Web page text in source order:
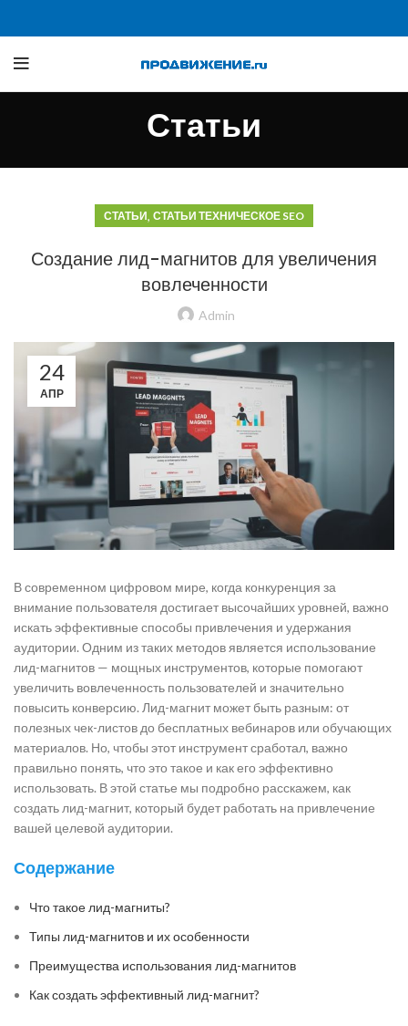
Статьи
СТАТЬИ, СТАТЬИ ТЕХНИЧЕСКОЕ SEO
Создание лид-магнитов для увеличения
вовлеченности
Admin
24
АПР
В современном цифровом мире, когда конкуренция за
внимание пользователя достигает высочайших уровней, важно
искать эффективные способы привлечения и удержания
аудитории. Одним из таких методов является использование
лид-магнитов — мощных инструментов, которые помогают
увеличить вовлеченность пользователей и значительно
повысить конверсию. Лид-магнит может быть разным: от
полезных чек-листов до бесплатных вебинаров или обучающих
материалов. Но, чтобы этот инструмент сработал, важно
правильно понять, что это такое и как его эффективно
использовать. В этой статье мы подробно расскажем, как
создать лид-магнит, который будет работать на привлечение
вашей целевой аудитории.
Содержание
Что такое лид-магниты?
Типы лид-магнитов и их особенности
Преимущества использования лид-магнитов
Как создать эффективный лид-магнит?